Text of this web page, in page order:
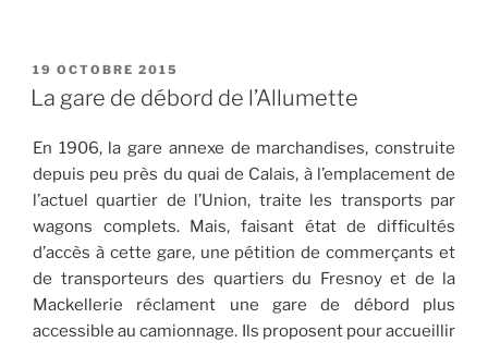
PUBLIÉ
LE
19 OCTOBRE 2015
La gare de débord de l’Allumette
En 1906, la gare annexe de marchandises, construite
depuis peu près du quai de Calais, à l’emplacement de
l’actuel quartier de l’Union, traite les transports par
wagons complets. Mais, faisant état de difficultés
d’accès à cette gare, une pétition de commerçants et
de transporteurs des quartiers du Fresnoy et de la
Mackellerie réclament une gare de débord plus
accessible au camionnage. Ils proposent pour accueillir